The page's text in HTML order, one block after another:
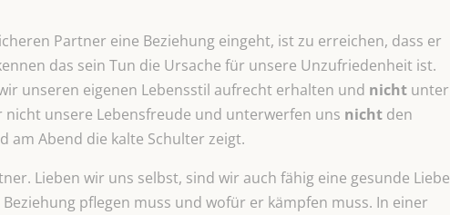
Partner eine Beziehung eingeht, ist zu erreichen, dass er
das sein Tun die Ursache für unsere Unzufriedenheit ist.
unseren eigenen Lebensstil aufrecht erhalten und nichtunter
unsere Lebensfreude und unterwerfen uns nichtden
am Abend die kalte Schulter zeigt.
Lieben wir uns selbst, sind wir auch fähig eine gesunde Liebe
pflegen muss und wofür er kämpfen muss. In einer